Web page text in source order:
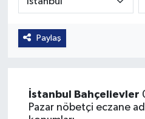
Paylaş
İstanbul Bahçelievler
Pazar nöbetçi eczane
Özel Haber